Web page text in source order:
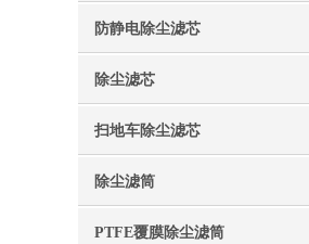
防静电除尘滤芯
除尘滤芯
扫地车除尘滤芯
除尘滤筒
PTFE覆膜除尘滤筒